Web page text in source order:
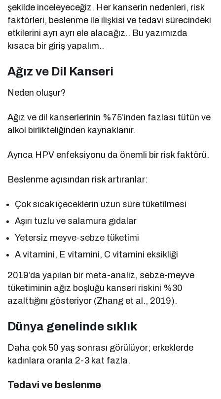
şekilde inceleyeceğiz. Her kanserin nedenleri, risk
faktörleri, beslenme ile ilişkisi ve tedavi sürecindeki
etkilerini ayrı ayrı ele alacağız.. Bu yazımızda
kısaca bir giriş yapalım..
Ağız ve Dil Kanseri
Neden oluşur?
Ağız ve dil kanserlerinin %75’inden fazlası tütün ve
alkol birlikteliğinden kaynaklanır.
Ayrıca HPV enfeksiyonu da önemli bir risk faktörü.
Beslenme açısından risk artıranlar:
Çok sıcak içeceklerin uzun süre tüketilmesi
Aşırı tuzlu ve salamura gıdalar
Yetersiz meyve-sebze tüketimi
A vitamini, E vitamini, C vitamini eksikliği
2019’da yapılan bir meta-analiz, sebze-meyve
tüketiminin ağız boşluğu kanseri riskini %30
azalttığını gösteriyor (Zhang et al., 2019).
Dünya genelinde sıklık
Daha çok 50 yaş sonrası görülüyor; erkeklerde
kadınlara oranla 2-3 kat fazla.
Tedavi ve beslenme